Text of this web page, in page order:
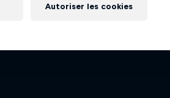
1 Saison · 4 épisodes
Autoriser les cookies